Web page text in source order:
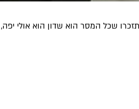
שכל המסר הוא שדון הוא אולי יפה,